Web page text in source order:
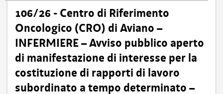
106/26 - Centro di Riferimento
Oncologico (CRO) di Aviano –
INFERMIERE – Avviso pubblico aperto
di manifestazione di interesse per la
costituzione di rapporti di lavoro
subordinato a tempo determinato –